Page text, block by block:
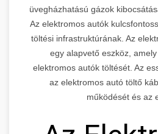
üvegházhatású gázok
Az elektromos autók
töltési infrastruktúrának. Az
egy alapvető eszköz,
elektromos autók töltését. Az
az elektromos autó töltő
működését és az